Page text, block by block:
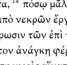
πόσῳ
νεκρῶν
τῶν
ἀνάγκη